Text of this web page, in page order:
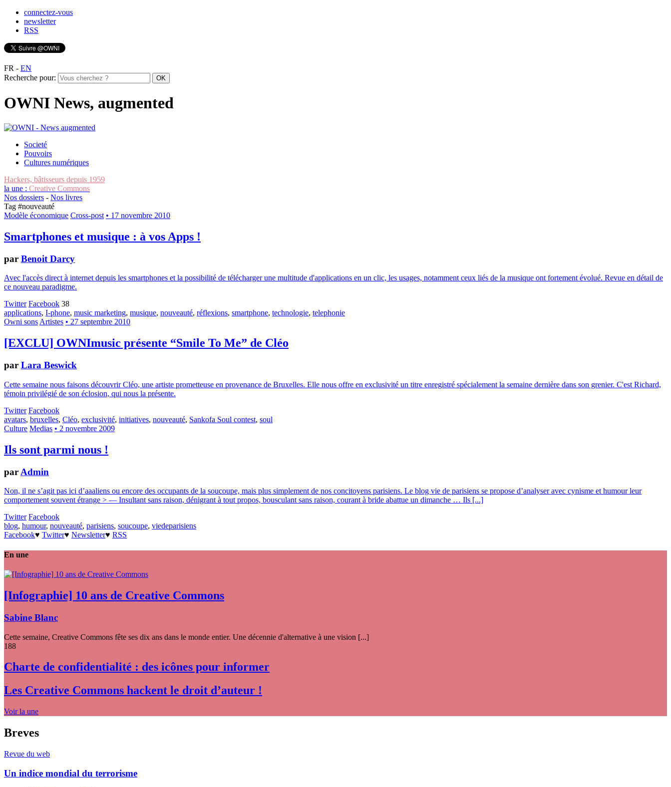
connectez-vous
newsletter
RSS
FR - EN
Recherche pour:
OWNI News, augmented
Societé
Pouvoirs
Cultures numériques
Hackers, bâtisseurs depuis 1959
la une : Creative Commons
Nos dossiers - Nos livres
Tag #nouveauté
Modèle économique Cross-post • 17 novembre 2010
Smartphones et musique : à vos Apps !
par Benoit Darcy
Avec l'accès direct à internet depuis les smartphones et la possibilité de télécharger une multitude d'applications en un clic, les usages, notamment ceux liés de la musique ont fortement évolué. Revue en détail de
ce nouveau paradigme.
Twitter Facebook 38
applications, I-phone, music marketing, musique, nouveauté, réflexions, smartphone, technologie, telephonie
Owni sonsArtistes • 27 septembre 2010
[EXCLU] OWNImusic présente “Smile To Me” de Cléo
par Lara Beswick
Cette semaine nous faisons découvrir Cléo, une artiste prometteuse en provenance de Bruxelles. Elle nous offre en exclusivité un titre enregistré spécialement la semaine dernière dans son grenier. C'est Richard,
témoin privilégié de son éclosion, qui nous la présente.
Twitter Facebook
avatars, bruxelles, Cléo, exclusivité, initiatives, nouveauté, Sankofa Soul contest, soul
Culture Medias • 2 novembre 2009
Ils sont parmi nous !
par Admin
Non, il ne s’agit pas ici d’aaaliens ou encore des occupants de la soucoupe, mais plus simplement de nos concitoyens parisiens. Le blog vie de parisiens se propose d’analyser avec cynisme et humour leur
comportement souvent étrange > — Insultant sans raison, dénigrant à tout propos, bousculant sans raison, courant à bride abattue un dimanche … Ils [...]
Twitter Facebook
blog, humour, nouveauté, parisiens, soucoupe, viedeparisiens
Facebook♥ Twitter♥ Newsletter♥ RSS
En une
[Infographie] 10 ans de Creative Commons
Sabine Blanc
Cette semaine, Creative Commons fête ses dix ans dans le monde entier. Une décennie d'alternative à une vision [...]
188
Charte de confidentialité : des icônes pour informer
Les Creative Commons hackent le droit d’auteur !
Voir la une
Breves
Revue du web
Un indice mondial du terrorisme